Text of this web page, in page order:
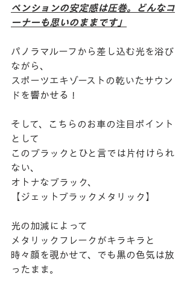
ペンションの安定感は圧巻。どんなコ
ーナーも思いのままです」
​パノラマルーフから差し込む光を浴び
ながら、
スポーツエキゾーストの乾いたサウン
ドを響かせる！
そして、こちらのお車の注目ポイント
として
このブラックとひと言では片付けられ
ない、
オトナなブラック、
【ジェットブラックメタリック】
光の加減によって
メタリックフレークがキラキラと
時々顔を覗かせて、でも黒の色気は放
ったまま。